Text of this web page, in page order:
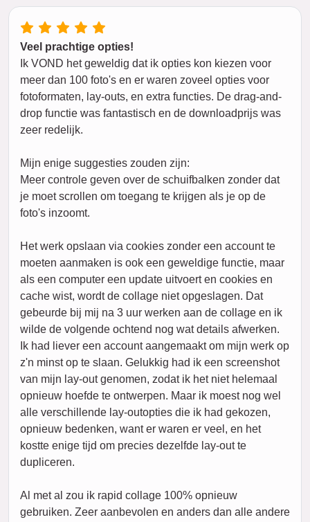
Veel prachtige opties!
Ik VOND het geweldig dat ik opties kon kiezen voor
meer dan 100 foto's en er waren zoveel opties voor
fotoformaten, lay-outs, en extra functies. De drag-and-
drop functie was fantastisch en de downloadprijs was
zeer redelijk.
Mijn enige suggesties zouden zijn:
Meer controle geven over de schuifbalken zonder dat
je moet scrollen om toegang te krijgen als je op de
foto's inzoomt.
Het werk opslaan via cookies zonder een account te
moeten aanmaken is ook een geweldige functie, maar
als een computer een update uitvoert en cookies en
cache wist, wordt de collage niet opgeslagen. Dat
gebeurde bij mij na 3 uur werken aan de collage en ik
wilde de volgende ochtend nog wat details afwerken.
Ik had liever een account aangemaakt om mijn werk op
z'n minst op te slaan. Gelukkig had ik een screenshot
van mijn lay-out genomen, zodat ik het niet helemaal
opnieuw hoefde te ontwerpen. Maar ik moest nog wel
alle verschillende lay-outopties die ik had gekozen,
opnieuw bedenken, want er waren er veel, en het
kostte enige tijd om precies dezelfde lay-out te
dupliceren.
Al met al zou ik rapid collage 100% opnieuw
gebruiken. Zeer aanbevolen en anders dan alle andere